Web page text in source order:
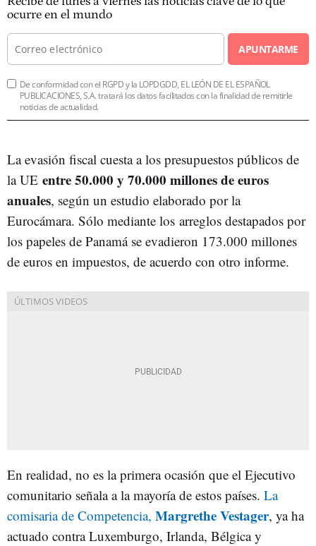
ocurre en el mundo
APUNTARME
De conformidad con el RGPD y la LOPDGDD, EL LEÓN DE EL ESPAÑOL
PUBLICACIONES, S.A. tratará los datos facilitados con la finalidad de remitirle
noticias de actualidad.
La evasión fiscal cuesta a los presupuestos públicos de
la UE entre 50.000 y 70.000 millones de euros
anuales, según un estudio elaborado por la
Eurocámara. Sólo mediante los arreglos destapados por
los papeles de Panamá se evadieron 173.000 millones
de euros en impuestos, de acuerdo con otro informe.
En realidad, no es la primera ocasión que el Ejecutivo
comunitario señala a la mayoría de estos países. La
comisaria de Competencia, Margrethe Vestager, ya ha
actuado contra Luxemburgo, Irlanda, Bélgica y